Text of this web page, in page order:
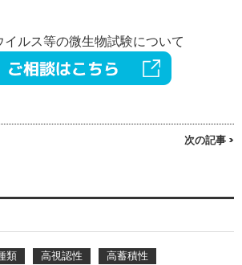
ルス等の微生物試験について
次の記事 >
類 高視認性
高蓄積性